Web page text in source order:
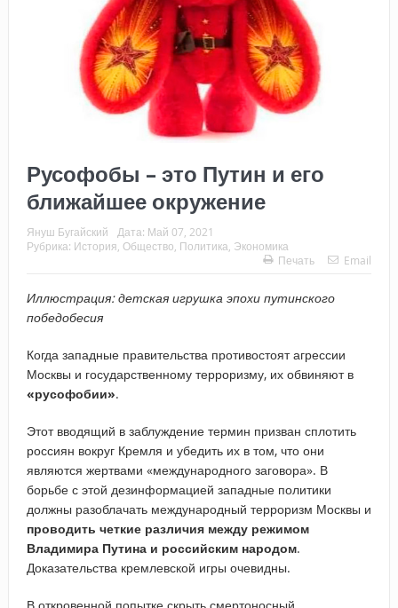
Русофобы – это Путин и его
ближайшее окружение
Януш Бугайский Дата: Май 07, 2021
Рубрика: История Общество Политика Экономика
Печать
Email
Иллюстрация: детская игрушка эпохи путинского
победобесия
Когда западные правительства противостоят агрессии
Москвы и государственному терроризму, их обвиняют в
«русофобии».
Этот вводящий в заблуждение термин призван сплотить
россиян вокруг Кремля и убедить их в том, что они
являются жертвами «международного заговора». В
борьбе с этой дезинформацией западные политики
должны разоблачать международный терроризм Москвы и
проводить четкие различия между режимом
Владимира Путина и российским народом.
Доказательства кремлевской игры очевидны.